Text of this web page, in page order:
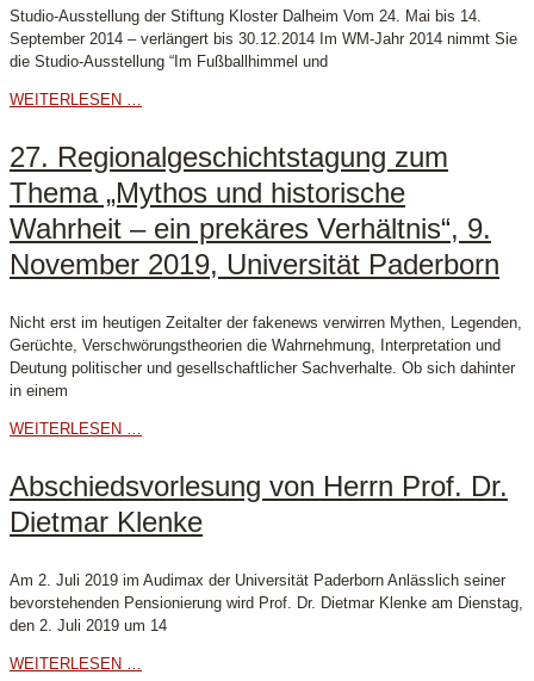
Studio-Ausstellung der Stiftung Kloster Dalheim Vom 24. Mai bis 14.
September 2014 – verlängert bis 30.12.2014 Im WM-Jahr 2014 nimmt Sie
die Studio-Ausstellung “Im Fußballhimmel und
WEITERLESEN …
27. Regionalgeschichtstagung zum
Thema „Mythos und historische
Wahrheit – ein prekäres Verhältnis“, 9.
November 2019, Universität Paderborn
Nicht erst im heutigen Zeitalter der fakenews verwirren Mythen, Legenden,
Gerüchte, Verschwörungstheorien die Wahrnehmung, Interpretation und
Deutung politischer und gesellschaftlicher Sachverhalte. Ob sich dahinter
in einem
WEITERLESEN …
Abschiedsvorlesung von Herrn Prof. Dr.
Dietmar Klenke
Am 2. Juli 2019 im Audimax der Universität Paderborn Anlässlich seiner
bevorstehenden Pensionierung wird Prof. Dr. Dietmar Klenke am Dienstag,
den 2. Juli 2019 um 14
WEITERLESEN …